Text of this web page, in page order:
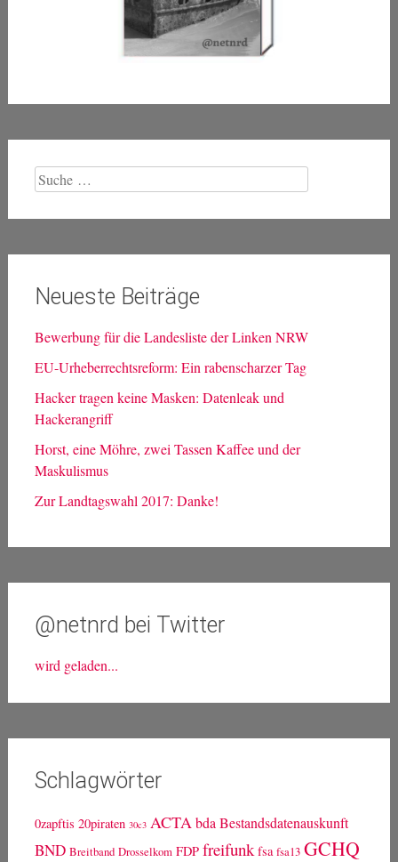
Suche
nach:
Neueste Beiträge
Bewerbung für die Landesliste der Linken NRW
EU-Urheberrechtsreform: Ein rabenscharzer Tag
Hacker tragen keine Masken: Datenleak und
Hackerangriff
Horst, eine Möhre, zwei Tassen Kaffee und der
Maskulismus
Zur Landtagswahl 2017: Danke!
@netnrd bei Twitter
wird geladen...
Schlagwörter
0zapftis 20piraten 30c3 ACTAbda Bestandsdatenauskunft
BND Breitband Drosselkom FDP freifunk fsa fsa13 GCHQ